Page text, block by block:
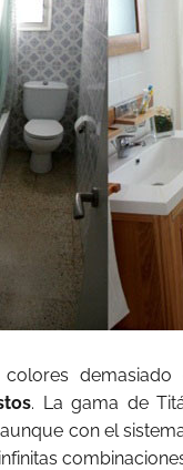
demasiado
. La gama de
con el